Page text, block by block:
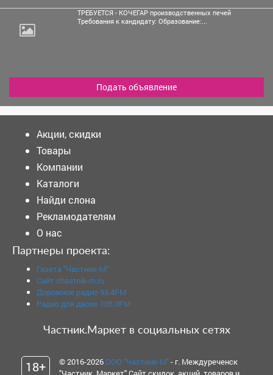
ТРЕБУЕТСЯ - КОЧЕГАР производственных печей
Требования к кандидату: Образование:...
Подать объявление
Акции, скидки
Товары
Компании
Каталоги
Найди слона
Рекламодателям
О нас
Партнеры проекта:
Газета "Частник-М"
Сайт chastnik-m.ru
Дорожное радио 93.4FM
Радио для двоих 105.3FM
Частник.Маркет в социальных сетях
18+ © 2016-2026ООО "Частник-М"- г. Междуреченск